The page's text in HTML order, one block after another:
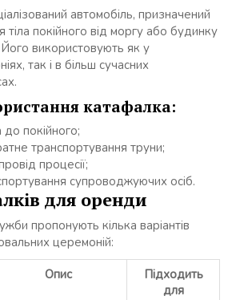
автомобіль, призначений
тіла покійного від моргу або будинку
використовують як у
так і в більш сучасних
катафалка:
до покійного;
транспортування труни;
процесії;
супроводжуючих осіб.
для оренди
пропонують кілька варіантів
церемоній:
Опис
Підходить
для